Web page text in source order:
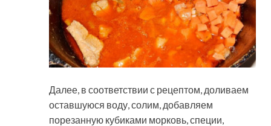
Далее, в соответствии с рецептом, доливаем
оставшуюся воду, солим, добавляем
порезанную кубиками морковь, специи,